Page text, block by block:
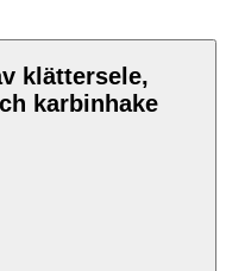
klättersele,
karbinhake